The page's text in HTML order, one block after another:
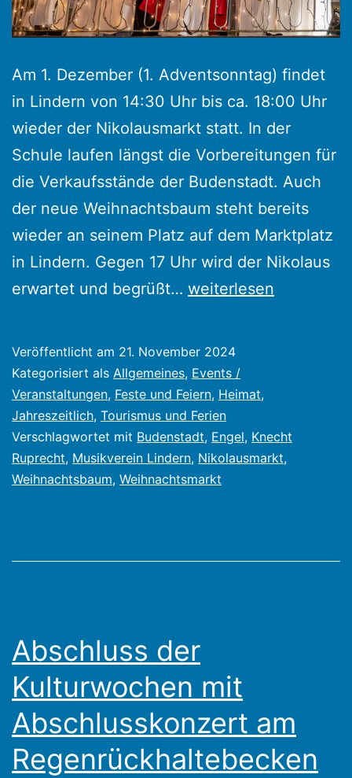
Am 1. Dezember (1. Adventsonntag) findet
in Lindern von 14:30 Uhr bis ca. 18:00 Uhr
wieder der Nikolausmarkt statt. In der
Schule laufen längst die Vorbereitungen für
die Verkaufsstände der Budenstadt. Auch
der neue Weihnachtsbaum steht bereits
wieder an seinem Platz auf dem Marktplatz
in Lindern. Gegen 17 Uhr wird der Nikolaus
erwartet und begrüßt… Nikolausmarkt
am
1.
Dezember
2024
weiterlesen
Veröffentlicht am 21. November 2024
Kategorisiert als Allgemeines, Events /
Veranstaltungen, Feste und Feiern, Heimat,
Jahreszeitlich, Tourismus und Ferien
Verschlagwortet mit Budenstadt, Engel, Knecht
Ruprecht, Musikverein Lindern, Nikolausmarkt,
Weihnachtsbaum, Weihnachtsmarkt
Abschluss der
Kulturwochen mit
Abschlusskonzert am
Regenrückhaltebecken